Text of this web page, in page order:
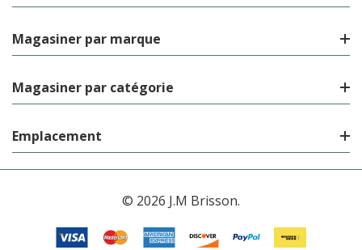
Magasiner par marque
Magasiner par catégorie
Emplacement
© 2026 J.M Brisson.